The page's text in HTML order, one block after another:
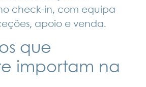
check-in, com equipa
apoio e venda.
que
importam na